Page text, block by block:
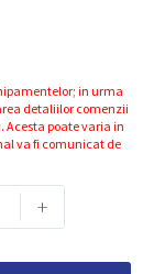
in urma
detaliilor comenzii
Acesta poate varia in
va fi comunicat de
+